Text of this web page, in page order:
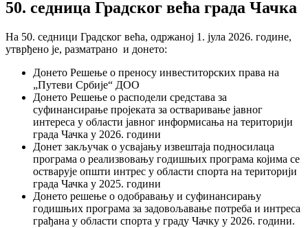
50. седница Градског већа града Чачка
На 50. седници Градског већа, одржаној 1. јула 2026. године,
утврђено је, разматрано и донето:
Донето Решење о преносу инвеститорских права на
„Путеви Србије“ ДОО
Донето Решење о расподели средстава за
суфинансирање пројеката за остваривање јавног
интереса у области јавног информисања на територији
града Чачка у 2026. години
Донет закључак о усвајању извештаја подносилаца
програма о реализвовању годишњих програма којима се
остварује општи интрес у области спорта на територији
града Чачка у 2025. години
Донето решење о одобравању и суфинансирању
годишњих програма за задовољавање потреба и интреса
грађана у области спорта у граду Чачку у 2026. години.